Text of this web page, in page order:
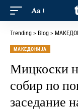
Aa
Trending > Blog >
МАКЕДОНИЈА
Мицкоски
собир по